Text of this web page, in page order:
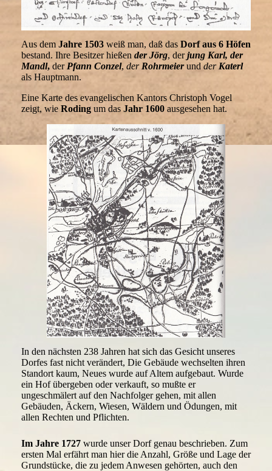
Aus dem Jahre 1503 weiß man, daß das Dorf aus 6 Höfen
bestand. Ihre Besitzer hießen der Jörg, derjung Karl, der
Mandl, der Pfann Conzel, der Rohrmeierund der Katerl
als Hauptmann.
Eine Karte des evangelischen Kantors Christoph Vogel
zeigt, wie Roding um das Jahr 1600 ausgesehen hat.
In den nächsten 238 Jahren hat sich das Gesicht unseres
Dorfes fast nicht verändert, Die Gebäude wechselten ihren
Standort kaum, Neues wurde auf Altem aufgebaut. Wurde
ein Hof übergeben oder verkauft, so mußte er
ungeschmälert auf den Nachfolger gehen, mit allen
Gebäuden, Äckern, Wiesen, Wäldern und Ödungen, mit
allen Rechten und Pflichten.
Im Jahre 1727 wurde unser Dorf genau beschrieben. Zum
ersten Mal erfährt man hier die Anzahl, Größe und Lage der
Grundstücke, die zu jedem Anwesen gehörten, auch den